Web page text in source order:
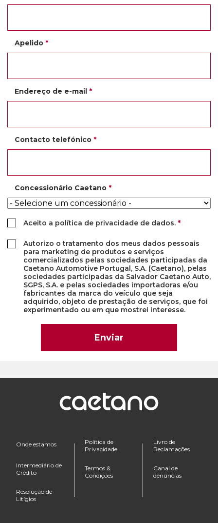
Apelido *
Endereço de e-mail *
Contacto telefónico *
Concessionário Caetano *
Aceito a política de privacidade de dados. *
Autorizo o tratamento dos meus dados pessoais
para marketing de produtos e serviços
comercializados pelas sociedades participadas da
Caetano Automotive Portugal, S.A. (Caetano), pelas
sociedades participadas da Salvador Caetano Auto,
SGPS, S.A. e pelas sociedades importadoras e/ou
fabricantes da marca do veículo que seja
adquirido, objeto de prestação de serviços, que foi
experimentado ou em que mostrei interesse.
Onde estamos
Intermediário de
Crédito
Resolução de
Litígios
Política de
Privacidade
Termos &
Condições
Livro de
Reclamações
Canal de
denúncias